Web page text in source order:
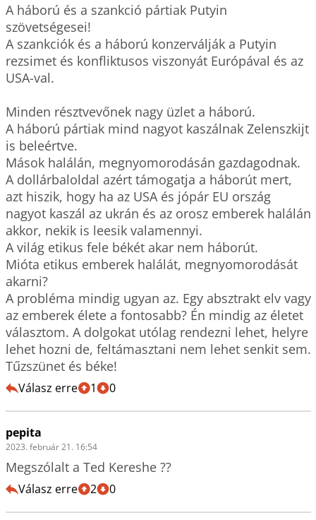
A háború és a szankció pártiak Putyin
szövetségesei!
A szankciók és a háború konzerválják a Putyin
rezsimet és konfliktusos viszonyát Európával és az
USA-val.
Minden résztvevőnek nagy üzlet a háború.
A háború pártiak mind nagyot kaszálnak Zelenszkijt
is beleértve.
Mások halálán, megnyomorodásán gazdagodnak.
A dollárbaloldal azért támogatja a háborút mert,
azt hiszik, hogy ha az USA és jópár EU ország
nagyot kaszál az ukrán és az orosz emberek halálán
akkor, nekik is leesik valamennyi.
A világ etikus fele békét akar nem háborút.
Mióta etikus emberek halálát, megnyomorodását
akarni?
A probléma mindig ugyan az. Egy absztrakt elv vagy
az emberek élete a fontosabb? Én mindig az életet
választom. A dolgokat utólag rendezni lehet, helyre
lehet hozni de, feltámasztani nem lehet senkit sem.
Tűzszünet és béke!
Válasz erre 1 0
pepita
2023. február 21. 16:54
Megszólalt a Ted Kereshe ??
Válasz erre 2 0